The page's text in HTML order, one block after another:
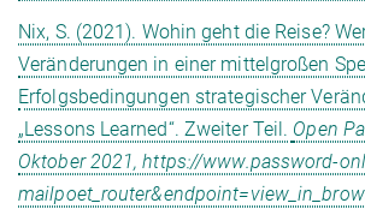
Nix, S. (2021). Wohin geht die Reise?
Veränderungen in einer mittelgroßen
Erfolgsbedingungen strategischer
„Lessons Learned“. Zweiter Teil. Open
Oktober 2021, https://www.password-